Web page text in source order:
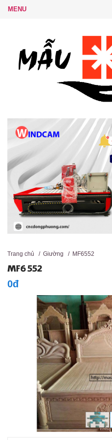
Trang chủ / Giường / MF6552
MF6552
0đ